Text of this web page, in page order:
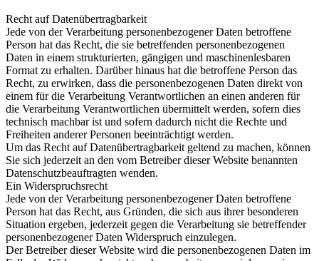
Recht auf Datenübertragbarkeit
Jede von der Verarbeitung personenbezogener Daten betroffene
Person hat das Recht, die sie betreffenden personenbezogenen
Daten in einem strukturierten, gängigen und maschinenlesbaren
Format zu erhalten. Darüber hinaus hat die betroffene Person das
Recht, zu erwirken, dass die personenbezogenen Daten direkt von
einem für die Verarbeitung Verantwortlichen an einen anderen für
die Verarbeitung Verantwortlichen übermittelt werden, sofern dies
technisch machbar ist und sofern dadurch nicht die Rechte und
Freiheiten anderer Personen beeinträchtigt werden.
Um das Recht auf Datenübertragbarkeit geltend zu machen, können
Sie sich jederzeit an den vom Betreiber dieser Website benannten
Datenschutzbeauftragten wenden.
Ein Widerspruchsrecht
Jede von der Verarbeitung personenbezogener Daten betroffene
Person hat das Recht, aus Gründen, die sich aus ihrer besonderen
Situation ergeben, jederzeit gegen die Verarbeitung sie betreffender
personenbezogener Daten Widerspruch einzulegen.
Der Betreiber dieser Website wird die personenbezogenen Daten im